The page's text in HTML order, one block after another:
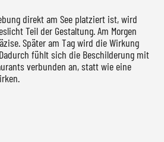
direkt am See platziert ist, wird
Teil der Gestaltung. Am Morgen
Später am Tag wird die Wirkung
fühlt sich die Beschilderung mit
verbunden an, statt wie eine